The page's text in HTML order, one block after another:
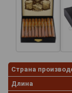
Страна
Длина